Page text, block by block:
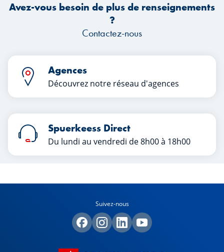
Avez-vous besoin de plus de renseignements
?
Contactez-nous
Agences
Découvrez notre réseau d'agences
Spuerkeess Direct
Du lundi au vendredi de 8h00 à 18h00
Suivez-nous